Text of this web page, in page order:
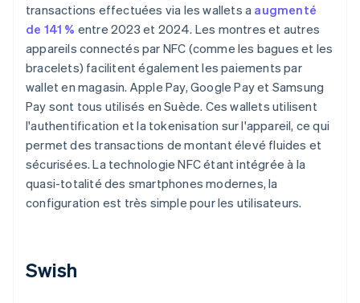
transactions effectuées via les wallets a augmenté
de 141 % entre 2023 et 2024. Les montres et autres
appareils connectés par NFC (comme les bagues et les
bracelets) facilitent également les paiements par
wallet en magasin. Apple Pay, Google Pay et Samsung
Pay sont tous utilisés en Suède. Ces wallets utilisent
l'authentification et la tokenisation sur l'appareil, ce qui
permet des transactions de montant élevé fluides et
sécurisées. La technologie NFC étant intégrée à la
quasi-totalité des smartphones modernes, la
configuration est très simple pour les utilisateurs.
Swish